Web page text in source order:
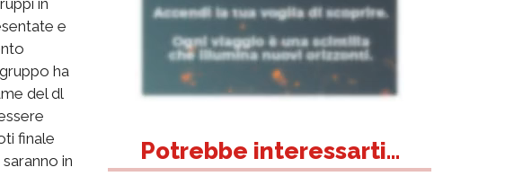
e
ha
del dl
finale
in
Potrebbe interessarti...